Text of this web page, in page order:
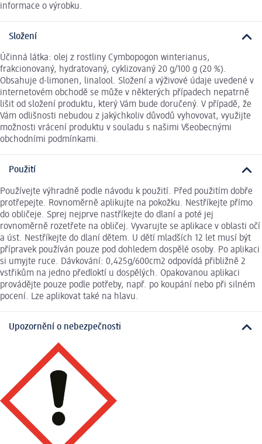
informace o výrobku.
Složení
Účinná látka: olej z rostliny Cymbopogon winterianus,
frakcionovaný, hydratovaný, cyklizovaný 20 g/100 g (20 %).
Obsahuje d-limonen, linalool. Složení a výživové údaje uvedené v
internetovém obchodě se může v některých případech nepatrně
lišit od složení produktu, který Vám bude doručený. V případě, že
Vám odlišnosti nebudou z jakýchkoliv důvodů vyhovovat, využijte
možnosti vrácení produktu v souladu s našimi Všeobecnými
obchodními podmínkami.
Použití
Používejte výhradně podle návodu k použití. Před použitím dobře
protřepejte. Rovnoměrně aplikujte na pokožku. Nestříkejte přímo
do obličeje. Sprej nejprve nastříkejte do dlaní a poté jej
rovnoměrně rozetřete na obličej. Vyvarujte se aplikace v oblasti očí
a úst. Nestříkejte do dlaní dětem. U dětí mladších 12 let musí být
přípravek používán pouze pod dohledem dospělé osoby. Po aplikaci
si umyjte ruce. Dávkování: 0,425g/600cm2 odpovídá přibližně 2
vstřikům na jedno předloktí u dospělých. Opakovanou aplikaci
provádějte pouze podle potřeby, např. po koupání nebo při silném
pocení. Lze aplikovat také na hlavu.
Upozornění o nebezpečnosti